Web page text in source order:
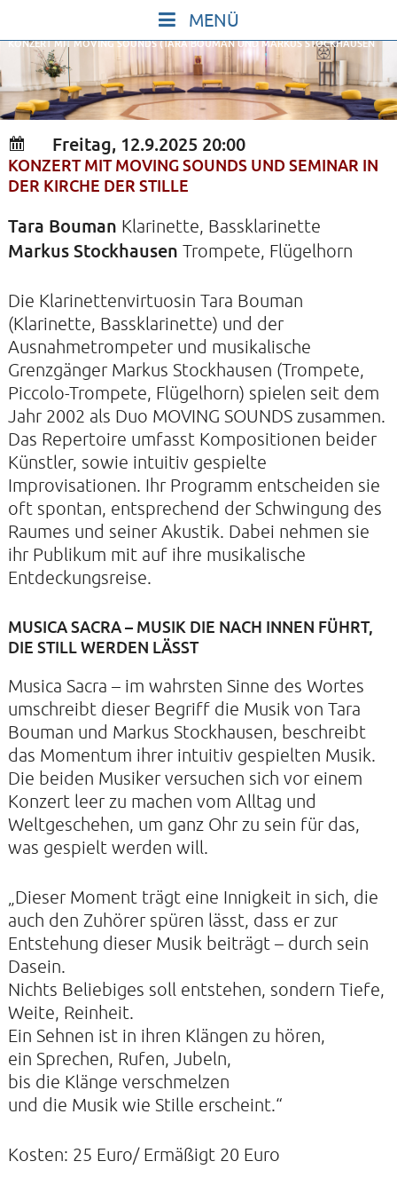
content
START
IN STILLE SEIN
SINGEN UND SCHWEIGEN
BEWEGEN UND TANZEN
GOTT UND DAS LEBEN FEIERN
HEILKRAFT DES KÖRPERS
STILLE UND SPIEL FÜR KINDER UND
VORTRÄGE
KONZERTE
ALLE TERMINE
KONTAKTE
SO KOMMEN SIE ZU UNS
UNSER PROFIL
FILM ZUR KIRCHE DER STILLE
VERMIETUNG
NEWSLETTER
ARCHIV
IMPRESSUM
DATENSCHUTZERKLÄRUNG
KIRCHE DER STILLE
22765 Hamburg
Tel: 040-21088468
KONZERT MIT MOVING SOUNDS (TARA BOUMAN UND MARKUS STOCKHAUSEN
Freitag, 12.9.2025 20:00
KONZERT MIT MOVING SOUNDS UND SEMINAR IN
DER KIRCHE DER STILLE
Tara Bouman Klarinette, Bassklarinette
Markus Stockhausen Trompete, Flügelhorn
Die Klarinettenvirtuosin Tara Bouman
(Klarinette, Bassklarinette) und der
Ausnahmetrompeter und musikalische
Grenzgänger Markus Stockhausen (Trompete,
Piccolo-Trompete, Flügelhorn) spielen seit dem
Jahr 2002 als Duo MOVING SOUNDSzusammen.
Das Repertoire umfasst Kompositionen beider
Künstler, sowie intuitiv gespielte
Improvisationen. Ihr Programm entscheiden sie
oft spontan, entsprechend der Schwingung des
Raumes und seiner Akustik. Dabei nehmen sie
ihr Publikum mit auf ihre musikalische
Entdeckungsreise.
MUSICA SACRA – MUSIK DIE NACH INNEN FÜHRT,
DIE STILL WERDEN LÄSST
Musica Sacra – im wahrsten Sinne des Wortes
umschreibt dieser Begriff die Musik von Tara
Bouman und Markus Stockhausen, beschreibt
das Momentum ihrer intuitiv gespielten Musik.
Die beiden Musiker versuchen sich vor einem
Konzert leer zu machen vom Alltag und
Weltgeschehen, um ganz Ohr zu sein für das,
was gespielt werden will.
„Dieser Moment trägt eine Innigkeit in sich, die
auch den Zuhörer spüren lässt, dass er zur
Entstehung dieser Musik beiträgt – durch sein
Dasein.
Nichts Beliebiges soll entstehen, sondern Tiefe,
Weite, Reinheit.
Ein Sehnen ist in ihren Klängen zu hören,
ein Sprechen, Rufen, Jubeln,
bis die Klänge verschmelzen
und die Musik wie Stille erscheint.“
Kosten: 25 Euro/ Ermäßigt 20 Euro